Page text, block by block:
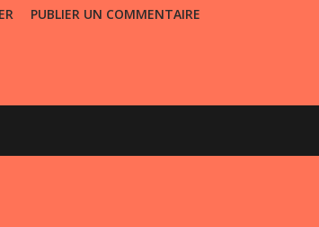
PUBLIER UN COMMENTAIRE